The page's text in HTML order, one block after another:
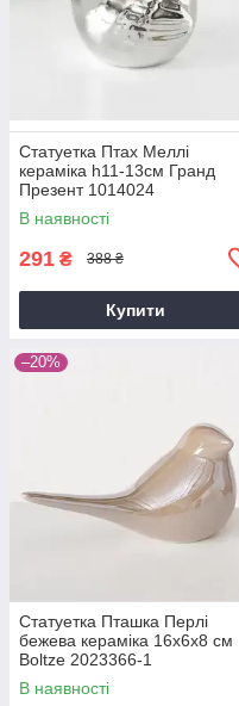
Статуетка Птах Меллі
кераміка h11-13см Гранд
Презент 1014024
В наявності
291 ₴ 388 ₴
Купити
–20%
Статуетка Пташка Перлі
бежева кераміка 16х6х8 см
Boltze 2023366-1
В наявності